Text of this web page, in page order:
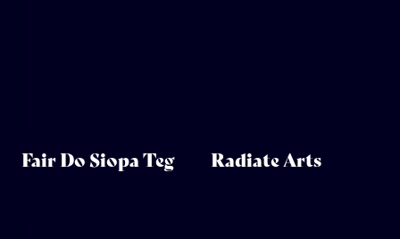
Fair Do Siopa Teg Radiate Arts